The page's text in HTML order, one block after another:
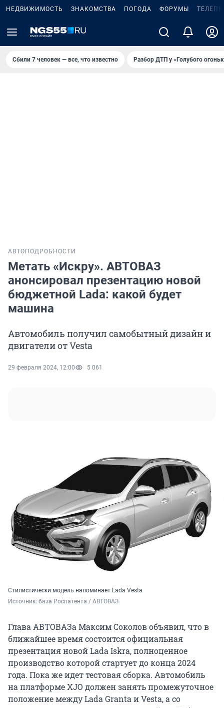
НЕДВИЖИМОСТЬ ЗНАКОМСТВА ПОГОДА ФОРУМЫ
Сбили 7 человек — все, что известно Разбор ДТП у «Голубого
АВТО ПОДРОБНОСТИ
Метать «Искру». АВТОВАЗ
анонсировал презентацию новой
бюджетной Lada: какой будет
машина
Автомобиль получил самобытный дизайн и
двигатели от Vesta
29 февраля 2024, 12:00 5 061
Стилистически модель напоминает Lada Vesta
Источник: база Роспатента / АВТОВАЗ
Глава АВТОВАЗа Максим Соколов объявил, что в
ближайшее время состоится официальная
презентация новой Lada Iskra, полноценное
производство которой стартует до конца 2024
года. Пока же идет тестовая сборка. Автомобиль
на платформе XJO должен занять промежуточное
положение между Lada Granta и Vesta, а со